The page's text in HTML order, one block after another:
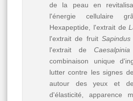
de la peau en
l'énergie cellulaire
Hexapeptide, l'extrait de
l'extrait de fruit
l'extrait de
combinaison unique
lutter contre les signes
autour des yeux et
d'élasticité, apparence